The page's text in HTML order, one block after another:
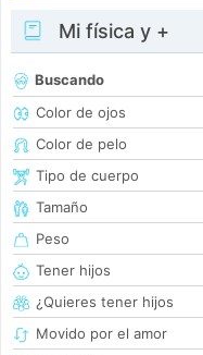
Mi física y +
Buscando
Color de ojos
Color de pelo
Tipo de cuerpo
Tamaño
Peso
Tener hijos
¿Quieres tener hijos
Movido por el amor